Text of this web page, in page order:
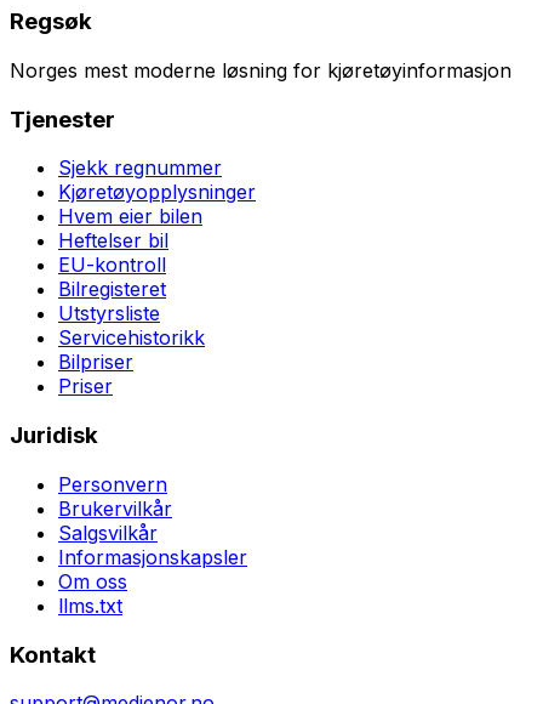
Regsøk
Norges mest moderne løsning for kjøretøyinformasjon
Tjenester
Sjekk regnummer
Kjøretøyopplysninger
Hvem eier bilen
Heftelser bil
EU-kontroll
Bilregisteret
Utstyrsliste
Servicehistorikk
Bilpriser
Priser
Juridisk
Personvern
Brukervilkår
Salgsvilkår
Informasjonskapsler
Om oss
llms.txt
Kontakt